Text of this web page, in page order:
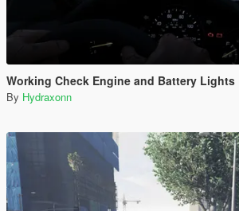
Working Check Engine and Battery Lights
By Hydraxonn